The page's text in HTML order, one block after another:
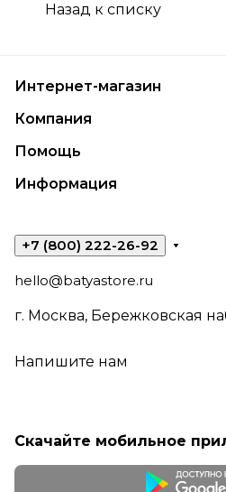
Назад к списку
Интернет-магазин
Компания
Помощь
Информация
+7 (800) 222-26-92
hello@batyastore.ru
г. Москва, Бережковская
Напишите нам
Скачайте мобильное